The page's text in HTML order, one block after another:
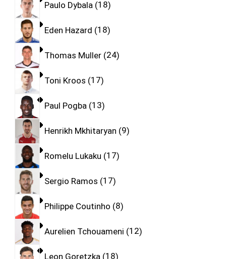
Paulo Dybala 18
Eden Hazard 18
Thomas Muller 24
Toni Kroos 17
Paul Pogba 13
Henrikh Mkhitaryan 9
Romelu Lukaku 17
Sergio Ramos 17
Philippe Coutinho 8
Aurelien Tchouameni 12
Leon Goretzka 18